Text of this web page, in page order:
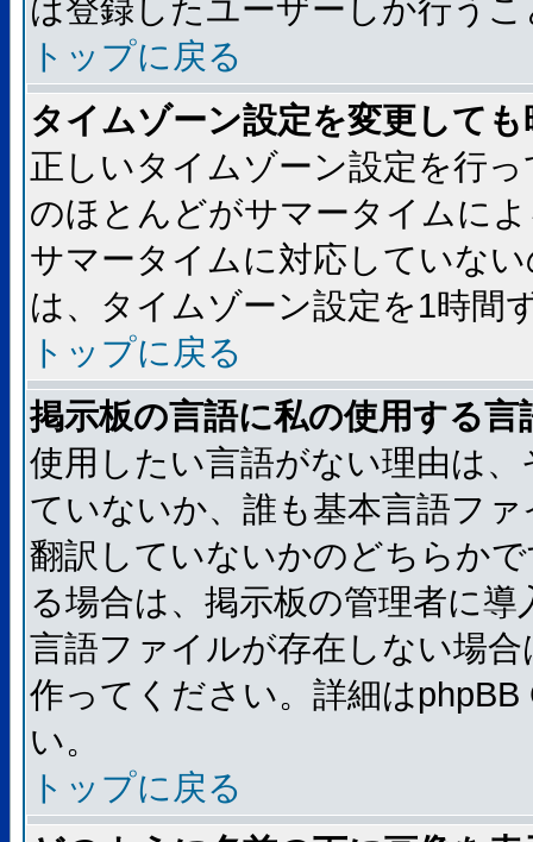
は登録したユーザーしか行う
トップに戻る
タイムゾーン設定を変更して
正しいタイムゾーン設定を行
のほとんどがサマータイムに
サマータイムに対応していな
は、タイムゾーン設定を1時間
トップに戻る
掲示板の言語に私の使用する
使用したい言語がない理由は
ていないか、誰も基本言語フ
翻訳していないかのどちらか
る場合は、掲示板の管理者に
言語ファイルが存在しない場
作ってください。詳細は
い。
トップに戻る